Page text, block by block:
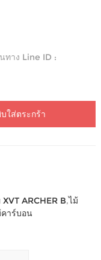
ทาง Line ID :
ใส่ตระกร้า
ARCHER B,ไม้
าร์บอน